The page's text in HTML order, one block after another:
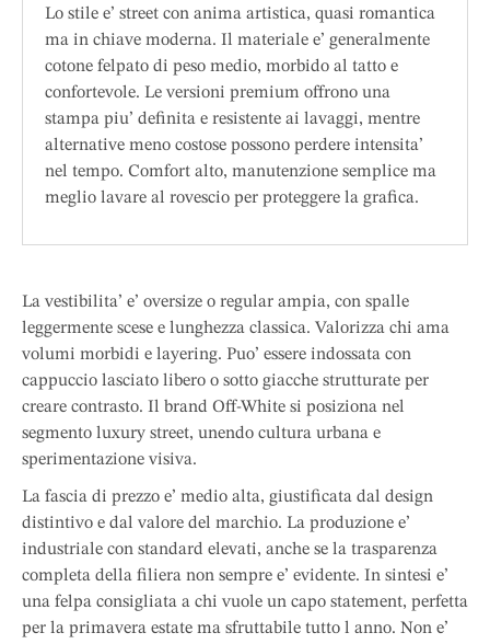
Lo stile e’ street con anima artistica, quasi romantica
ma in chiave moderna. Il materiale e’ generalmente
cotone felpato di peso medio, morbido al tatto e
confortevole. Le versioni premium offrono una
stampa piu’ definita e resistente ai lavaggi, mentre
alternative meno costose possono perdere intensita’
nel tempo. Comfort alto, manutenzione semplice ma
meglio lavare al rovescio per proteggere la grafica.
La vestibilita’ e’ oversize o regular ampia, con spalle
leggermente scese e lunghezza classica. Valorizza chi ama
volumi morbidi e layering. Puo’ essere indossata con
cappuccio lasciato libero o sotto giacche strutturate per
creare contrasto. Il brand Off-White si posiziona nel
segmento luxury street, unendo cultura urbana e
sperimentazione visiva.
La fascia di prezzo e’ medio alta, giustificata dal design
distintivo e dal valore del marchio. La produzione e’
industriale con standard elevati, anche se la trasparenza
completa della filiera non sempre e’ evidente. In sintesi e’
una felpa consigliata a chi vuole un capo statement, perfetta
per la primavera estate ma sfruttabile tutto l anno. Non e’